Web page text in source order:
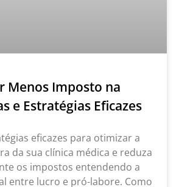
Menos Imposto na
e Estratégias Eficazes
eficazes para otimizar a
da sua clínica médica e reduza
os impostos entendendo a
entre lucro e pró-labore. Como